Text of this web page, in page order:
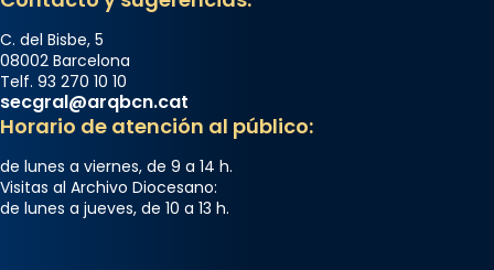
C. del Bisbe, 5
08002 Barcelona
Telf. 93 270 10 10
secgral@arqbcn.cat
Horario de atención al público:
de lunes a viernes, de 9 a 14 h.
Visitas al Archivo Diocesano:
de lunes a jueves, de 10 a 13 h.